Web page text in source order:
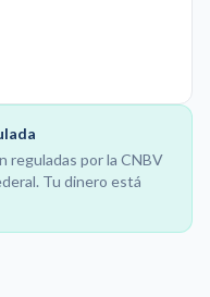
reguladas por la CNBV
Tu dinero está